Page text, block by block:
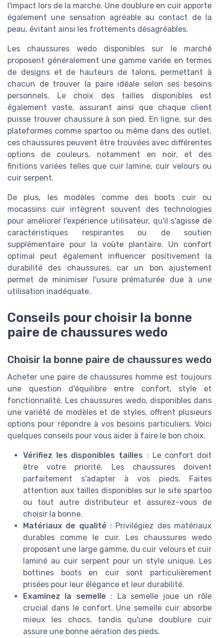
l'impact lors de la marche. Une doublure en cuir apporte
également une sensation agréable au contact de la
peau, évitant ainsi les frottements désagréables.
Les chaussures wedo disponibles sur le marché
proposent généralement une gamme variée en termes
de designs et de hauteurs de talons, permettant à
chacun de trouver la paire idéale selon ses besoins
personnels. Le choix des tailles disponibles est
également vaste, assurant ainsi que chaque client
puisse trouver chaussure à son pied. En ligne, sur des
plateformes comme spartoo ou même dans des outlet,
ces chaussures peuvent être trouvées avec différentes
options de couleurs, notamment en noir, et des
finitions variées telles que cuir lamine, cuir velours ou
cuir serpent.
De plus, les modèles comme des boots cuir ou
mocassins cuir intègrent souvent des technologies
pour améliorer l'expérience utilisateur, qu'il s'agisse de
caractéristiques respirantes ou de soutien
supplémentaire pour la voûte plantaire. Un confort
optimal peut également influencer positivement la
durabilité des chaussures, car un bon ajustement
permet de minimiser l'usure prématurée due à une
utilisation inadéquate.
Conseils pour choisir la bonne
paire de chaussures wedo
Choisir la bonne paire de chaussures wedo
Acheter une paire de chaussures homme est toujours
une question d'équilibre entre confort, style et
fonctionnalité. Les chaussures wedo, disponibles dans
une variété de modèles et de styles, offrent plusieurs
options pour répondre à vos besoins particuliers. Voici
quelques conseils pour vous aider à faire le bon choix.
Vérifiez les disponibles tailles : Le confort doit
être votre priorité. Les chaussures doivent
parfaitement s'adapter à vos pieds. Faites
attention aux tailles disponibles sur le site spartoo
ou tout autre distributeur et assurez-vous de
choisir la bonne.
Matériaux de qualité : Privilégiez des matériaux
durables comme le cuir. Les chaussures wedo
proposent une large gamme, du cuir velours et cuir
laminé au cuir serpent pour un style unique. Les
bottines boots en cuir sont particulièrement
prisées pour leur élégance et leur durabilité.
Examinez la semelle : La semelle joue un rôle
crucial dans le confort. Une semelle cuir absorbe
mieux les chocs, tandis qu'une doublure cuir
assure une bonne aération des pieds.